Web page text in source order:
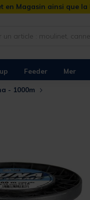
en Magasin ainsi que
Feeder Mer
- 1000m